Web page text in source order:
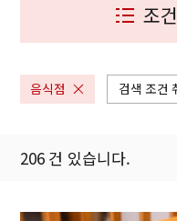
조
음식점 검색 조건
206 건 있습니다.